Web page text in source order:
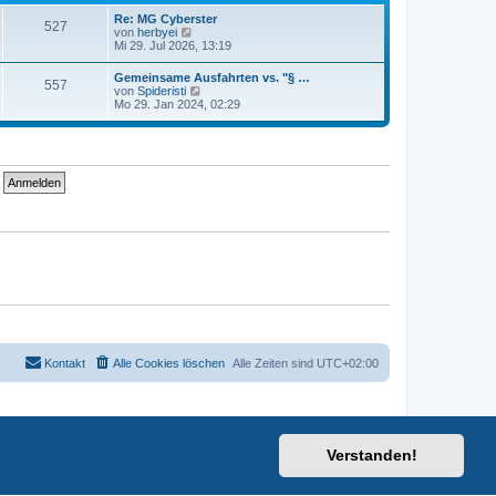
Verstanden!
i
t
a
g
e
r
B
e
i
t
a
g
527
Re: MG Cyberster
von herbyei
e
e
s
t
e
r
i
Mi 29. Jul 2026, 13:19
557
Gemeinsame Ausfahrten vs. "§ …
von Spideristi
e
e
e
t
Mo 29. Jan 2024, 02:29
Alle Zeiten sind UTC+02:00
Alle Cookies löschen
Kontakt